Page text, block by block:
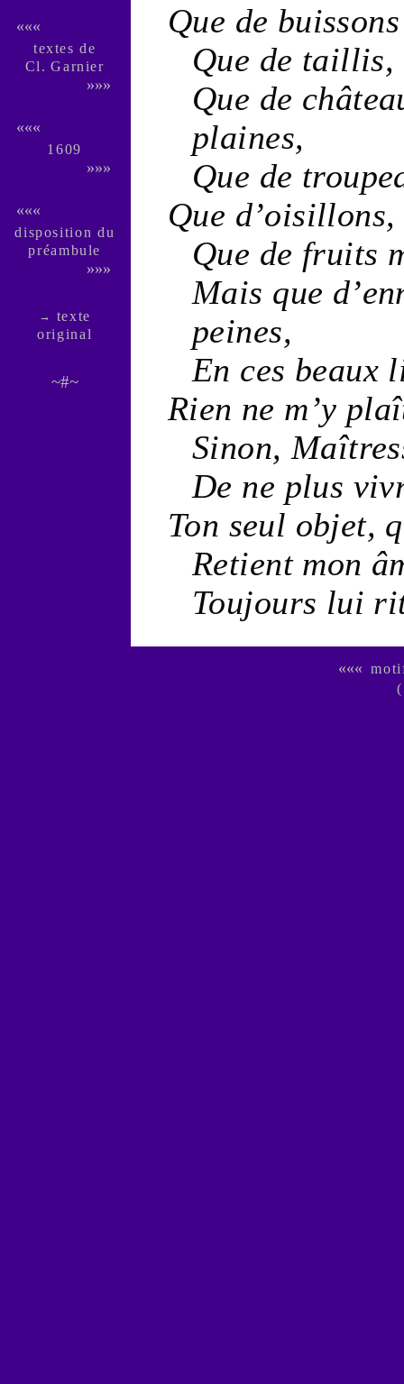
«««
textes de
Cl. Gar­nier
»»»
«««
1609
»»»
«««
dispo­si­tion du
pré­am­bule
»»»
→ texte
ori­ginal
~#~
Que de buissons
Que de taillis,
Que de
plaines,
Que de
Que d’oisillons,
Que de fruits
Mais que d’
peines,
En ces beaux
Rien ne m’y
Sinon,
De ne plus
Ton seul objet,
Retient mon
Toujours lui
«««